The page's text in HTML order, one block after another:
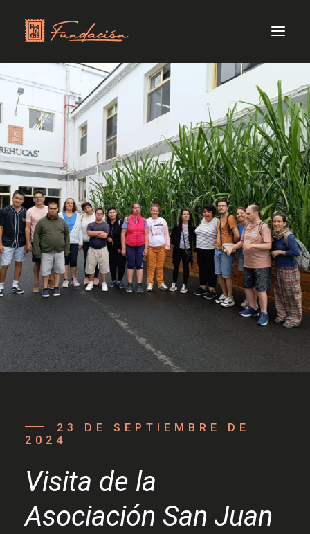
23 DE SEPTIEMBRE DE
2024
Visita de la
Asociación San Juan